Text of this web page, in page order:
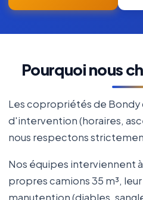
Pourquoi nous
Les copropriétés de Bondy
d'intervention (horaires,
nous respectons
Nos équipes interviennent
propres camions 35 m³,
manutention (diables,